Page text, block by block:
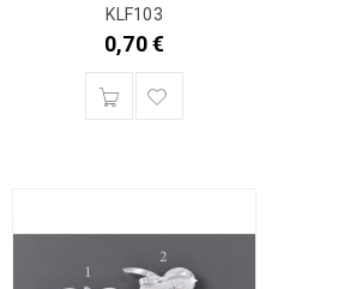
KLF103
0,70€